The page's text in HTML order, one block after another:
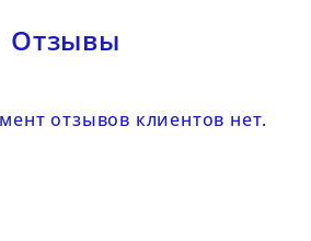
Отзывы
отзывов клиентов нет.